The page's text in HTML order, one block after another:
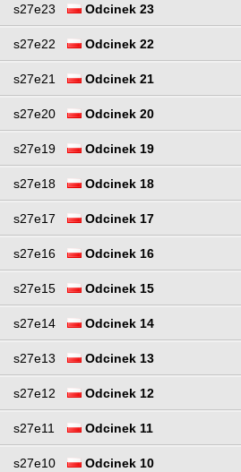
s27e23 Odcinek 23
s27e22 Odcinek 22
s27e21 Odcinek 21
s27e20 Odcinek 20
s27e19 Odcinek 19
s27e18 Odcinek 18
s27e17 Odcinek 17
s27e16 Odcinek 16
s27e15 Odcinek 15
s27e14 Odcinek 14
s27e13 Odcinek 13
s27e12 Odcinek 12
s27e11 Odcinek 11
s27e10 Odcinek 10